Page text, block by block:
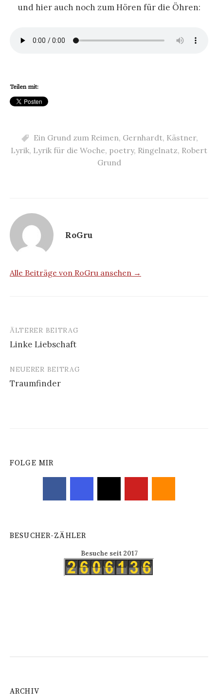
und hier auch noch zum Hören für die Öhren:
Teilen mit:
Ein Grund zum Reimen, Gernhardt, Kästner,
Lyrik, Lyrik für die Woche, poetry, Ringelnatz, Robert
Grund
RoGru
Alle Beiträge von RoGru ansehen →
Beitrags-
Navigation
ÄLTERER BEITRAG
Linke Liebschaft
NEUERER BEITRAG
Traumfinder
FOLGE MIR
BESUCHER-ZÄHLER
Besuche seit 2017
ARCHIV